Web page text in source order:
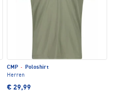
CMP ·
Poloshirt
Herren
€ 29,99